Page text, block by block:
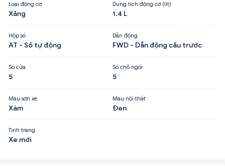
Loại động cơ
Xăng
Dung tích động cơ (lít)
1.4 L
Hộp số
AT - Số tự động
Dẫn động
FWD - Dẫn động cầu trước
Số cửa
5
Số chỗ ngồi
5
Màu sơn xe
Xám
Màu nội thất
Đen
Tình trạng
Xe mới